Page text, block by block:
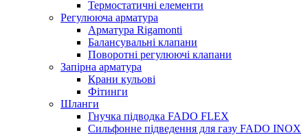
Термостатичні елементи
Регулююча арматура
Арматура Rigamonti
Балансувальні клапани
Поворотні регулюючі клапани
Запірна арматура
Крани кульові
Фітинги
Шланги
Гнучка підводка FADO FLEX
Сильфонне підведення для газу FADO INOX